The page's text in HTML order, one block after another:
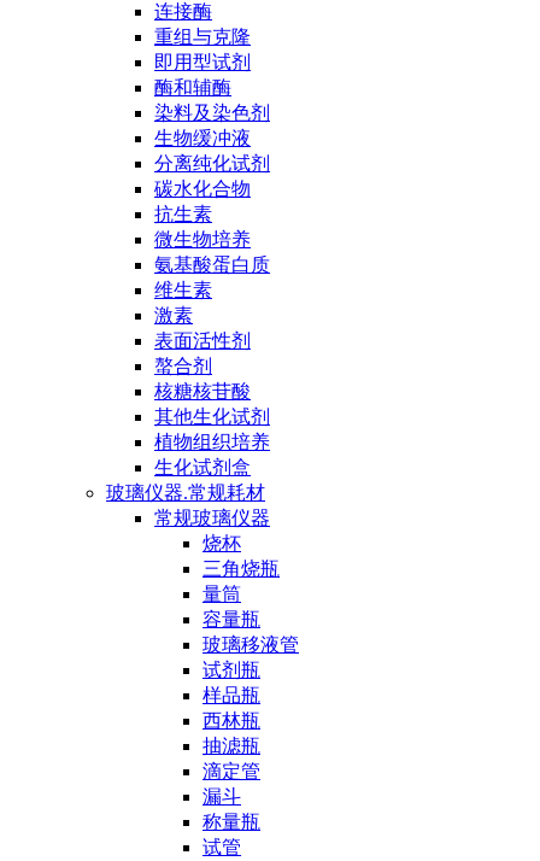
连接酶
重组与克隆
即用型试剂
酶和辅酶
染料及染色剂
生物缓冲液
分离纯化试剂
碳水化合物
抗生素
微生物培养
氨基酸蛋白质
维生素
激素
表面活性剂
螯合剂
核糖核苷酸
其他生化试剂
植物组织培养
生化试剂盒
玻璃仪器.常规耗材
常规玻璃仪器
烧杯
三角烧瓶
量筒
容量瓶
玻璃移液管
试剂瓶
样品瓶
西林瓶
抽滤瓶
滴定管
漏斗
称量瓶
试管